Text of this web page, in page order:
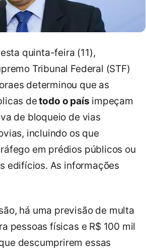
quinta-feira (11),
Tribunal Federal (STF)
determinou que as
detodo o país impeçam
de bloqueio de vias
incluindo os que
em prédios públicos ou
edifícios. As informações
há uma previsão de multa
pessoas físicas e R$ 100 mil
descumprirem essas